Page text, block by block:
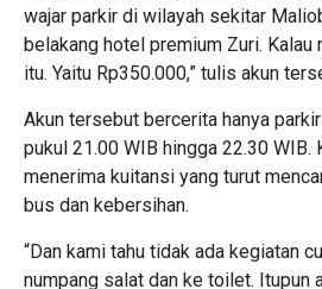
wajar parkir di wilayah sekitar
belakang hotel premium Zuri. Kalau
itu. Yaitu Rp350.000,” tulis akun
Akun tersebut bercerita hanya
pukul 21.00 WIB hingga 22.30 WIB.
menerima kuitansi yang turut
bus dan kebersihan.
“Dan kami tahu tidak ada kegiatan
numpang salat dan ke toilet. Itupun